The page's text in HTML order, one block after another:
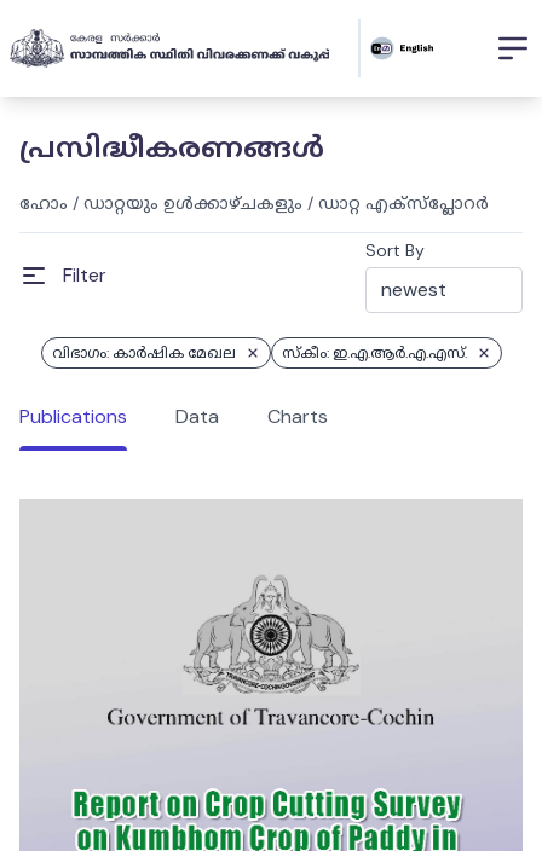
പ്രസിദ്ധീകരണങ്ങൾ
ഹോം / ഡാറ്റയും ഉൾക്കാഴ്ചകളും / ഡാറ്റ എക്സ്പ്ലോറർ
Filter
Sort By
വിഭാഗം: കാർഷിക മേഖല സ്കീം: ഇ.എ.ആർ.എ.എസ്.
Publications Data Charts